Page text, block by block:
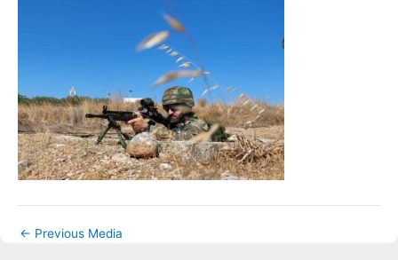
← Previous Media